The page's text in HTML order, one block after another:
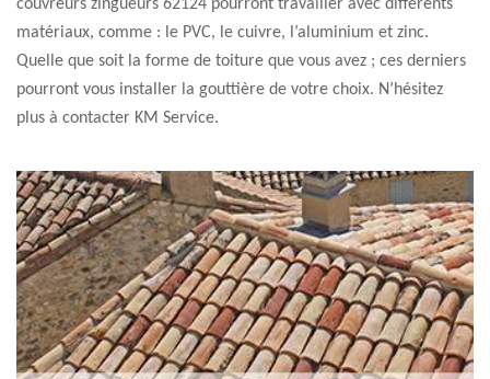
couvreurs zingueurs 62124 pourront travailler avec différents
matériaux, comme : le PVC, le cuivre, l’aluminium et zinc.
Quelle que soit la forme de toiture que vous avez ; ces derniers
pourront vous installer la gouttière de votre choix. N’hésitez
plus à contacter KM Service.